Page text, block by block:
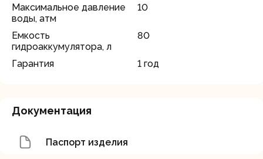
Максимальное давление
воды, атм
10
Емкость
гидроаккумулятора, л
80
Гарантия 1 год
Документация
Паспорт изделия